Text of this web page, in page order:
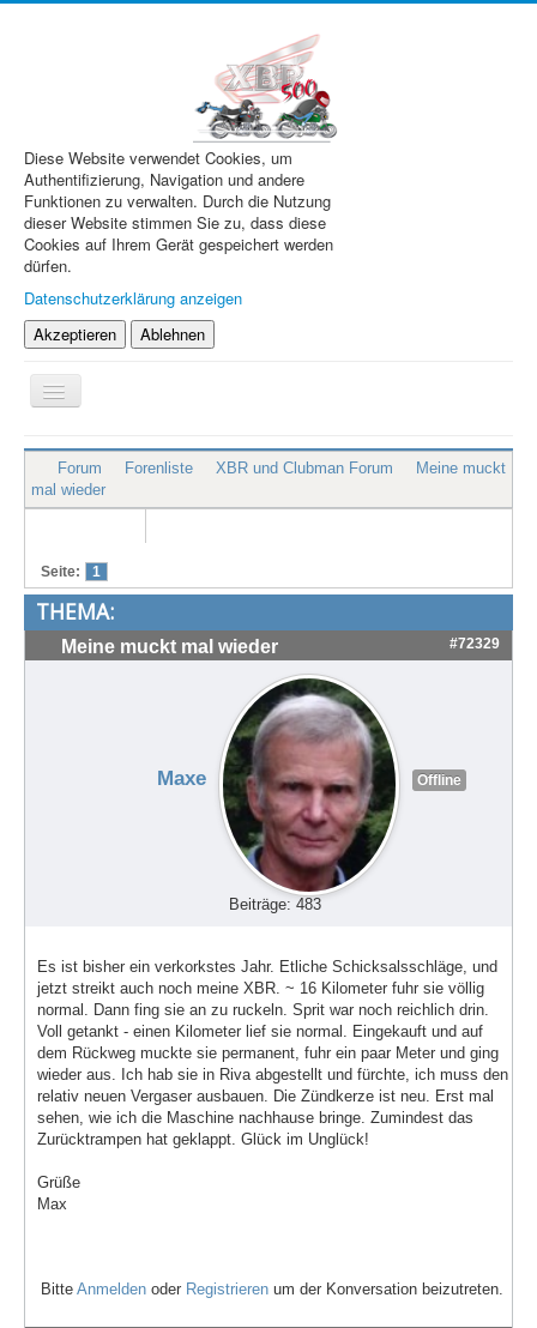
Diese Website verwendet Cookies, um
Authentifizierung, Navigation und andere
Funktionen zu verwalten. Durch die Nutzung
dieser Website stimmen Sie zu, dass diese
Cookies auf Ihrem Gerät gespeichert werden
dürfen.
Datenschutzerklärung anzeigen
Akzeptieren
Ablehnen
Navigation
an/aus
XBR.de
Technik
Treffen & Touren
Cafe-Ecke
Suche
Forum Forenliste XBR und Clubman Forum
Meine muckt
mal wieder
Seite: 1
THEMA:
Meine muckt mal wieder #72329
Maxe Offline
Beiträge: 483
Es ist bisher ein verkorkstes Jahr. Etliche Schicksalsschläge, und
jetzt streikt auch noch meine XBR. ~ 16 Kilometer fuhr sie völlig
normal. Dann fing sie an zu ruckeln. Sprit war noch reichlich drin.
Voll getankt - einen Kilometer lief sie normal. Eingekauft und auf
dem Rückweg muckte sie permanent, fuhr ein paar Meter und ging
wieder aus. Ich hab sie in Riva abgestellt und fürchte, ich muss den
relativ neuen Vergaser ausbauen. Die Zündkerze ist neu. Erst mal
sehen, wie ich die Maschine nachhause bringe. Zumindest das
Zurücktrampen hat geklappt. Glück im Unglück!
Grüße
Max
Bitte Anmelden oder Registrieren um der Konversation beizutreten.